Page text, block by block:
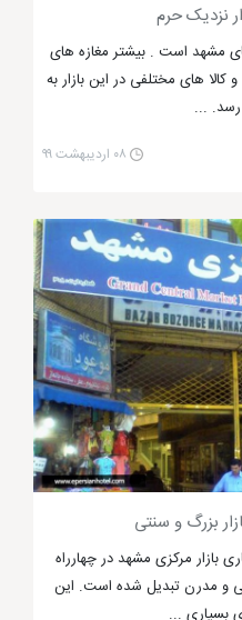
نزدیک حرم
های مشهد است . بیشتر مغازه های
های مختلفی در این بازار به
...
۰۸ اردیبهشت ۹۹
بزرگ و سنتی
بازار مرکزی مشهد در چهارراه
و مدرن تبدیل شده است. این
بسیاری ...